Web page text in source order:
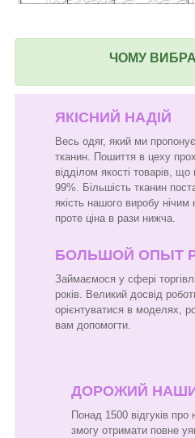
ЧОМУ
ЯКІСНИЙ НАДІЙ
Весь одяг, який ми
тканин. Пошиття в цеху
відділом якості товарів,
99%. Більшість тканин
якість нашого виробу нічим
проте ціна в рази нижча.
БОЛЬШОЙ ОПЫТ
Займаємося у сфері
років. Великий досвід
орієнтуватися в моделях,
вам допомогти.
ДОРОЖИЙ
Понад 1500 відгуків
змогу отримати повне